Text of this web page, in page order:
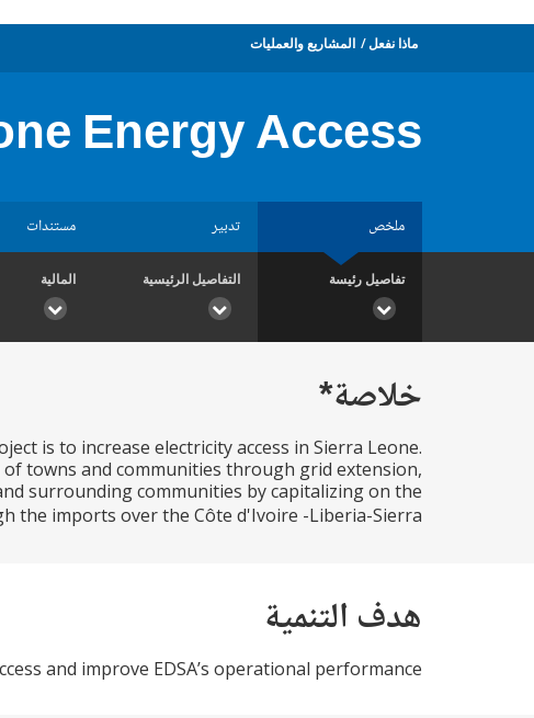
ماذا نفعل المشاريع والعمليات
Energy Access
ملخص تدبير مستندات
تفاصيل رئيسة التفاصيل الرئيسية المالية
خلاصة*
is to increase electricity access in Sierra Leone.
towns and communities through grid extension,
surrounding communities by capitalizing on the
imports over the Côte d'Ivoire -Liberia-Sierra...
هدف التنمية
and improve EDSA’s operational performance.